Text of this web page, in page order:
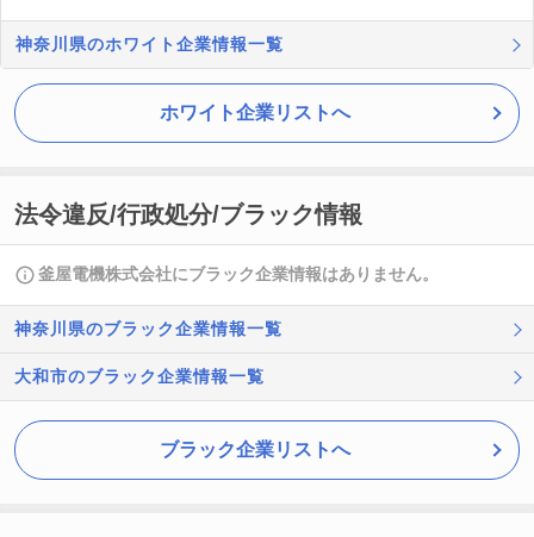
神奈川県のホワイト企業情報一覧
ホワイト企業リストへ
法令違反/行政処分/ブラック情報
釜屋電機株式会社にブラック企業情報はありません。
神奈川県のブラック企業情報一覧
大和市のブラック企業情報一覧
ブラック企業リストへ